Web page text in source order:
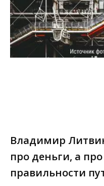
Владимир
про деньги, а
правильности